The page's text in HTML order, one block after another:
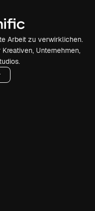
Arbeit zu verwirklichen.
Unternehmen,